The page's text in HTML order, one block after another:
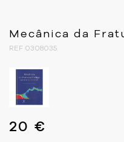
Mecânica da
REF 0308035
20 €